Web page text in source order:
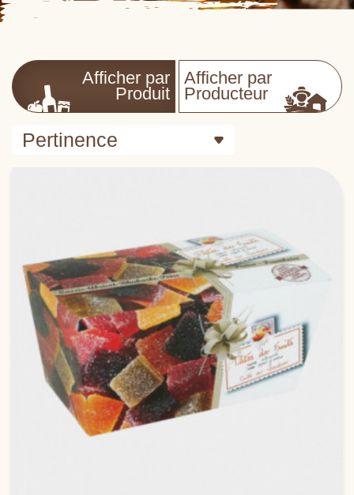
Afficher par
Produit
Afficher par
Producteur
Pertinence